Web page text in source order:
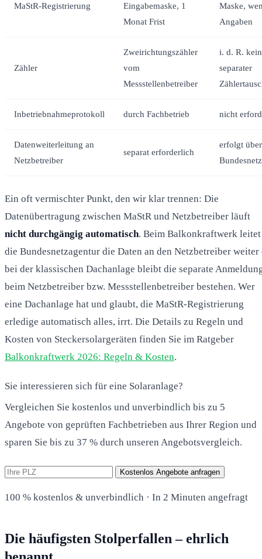
MaStR-Registrierung
Eingabemaske, 1
Monat Frist
Maske,
Angaben
Zähler
Zweirichtungszähler
vom
Messstellenbetreiber
i. d. R. kein
separater
Inbetriebnahmeprotokoll durch Fachbetrieb nicht
Datenweiterleitung an
Netzbetreiber
separat erforderlich
erfolgt
Ein oft vermischter Punkt, den wir klar trennen: Die
Datenübertragung zwischen MaStR und Netzbetreiber läuft
nicht durchgängig automatisch. Beim Balkonkraftwerk leitet
die Bundesnetzagentur die Daten an den Netzbetreiber weiter
bei der klassischen Dachanlage bleibt die separate
beim Netzbetreiber bzw. Messstellenbetreiber bestehen. Wer
eine Dachanlage hat und glaubt, die MaStR-Registrierung
erledige automatisch alles, irrt. Die Details zu Regeln und
Kosten von Steckersolargeräten finden Sie im Ratgeber
Balkonkraftwerk 2026: Regeln & Kosten.
Sie interessieren sich für eine Solaranlage?
Vergleichen Sie kostenlos und unverbindlich bis zu 5
Angebote von geprüften Fachbetrieben aus Ihrer Region und
sparen Sie bis zu 37 % durch unseren Angebotsvergleich.
Kostenlos Angebote anfragen
100 % kostenlos & unverbindlich · In 2 Minuten angefragt
Die häufigsten Stolperfallen – ehrlich